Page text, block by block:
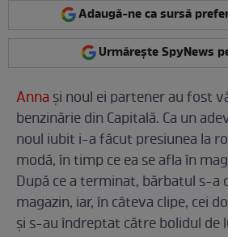
Adaugă-ne ca sursă
Urmărește SpyNews
Anna și noul ei partener au fost
benzinărie din Capitală. Ca un
noul iubit i-a făcut presiunea la
modă, în timp ce ea se afla în
După ce a terminat, bărbatul s-a
magazin, iar, în câteva clipe, cei
și s-au îndreptat către bolidul de